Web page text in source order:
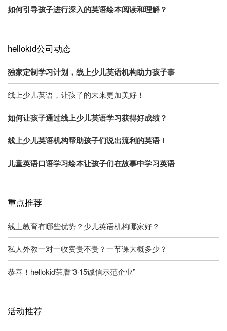
如何引导孩子进行深入的英语绘本阅读和理解？
hellokid公司动态
独家定制学习计划，线上少儿英语机构助力孩子事
线上少儿英语，让孩子的未来更加美好！
如何让孩子通过线上少儿英语学习获得好成绩？
线上少儿英语机构帮助孩子们说出流利的英语！
儿童英语口语学习绘本让孩子们在故事中学习英语
重点推荐
线上教育有哪些优势？少儿英语机构哪家好？
私人外教一对一收费贵不贵？一节课大概多少？
恭喜！hellokid荣膺“3·15诚信示范企业”
活动推荐